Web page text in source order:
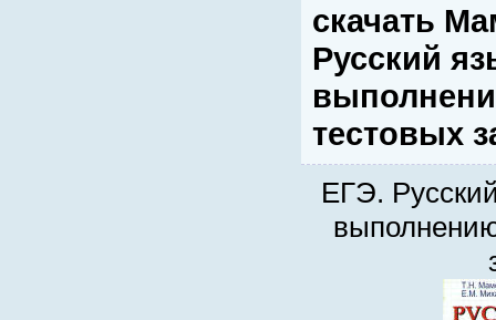
скачать
Русский
тестовых
ЕГЭ.